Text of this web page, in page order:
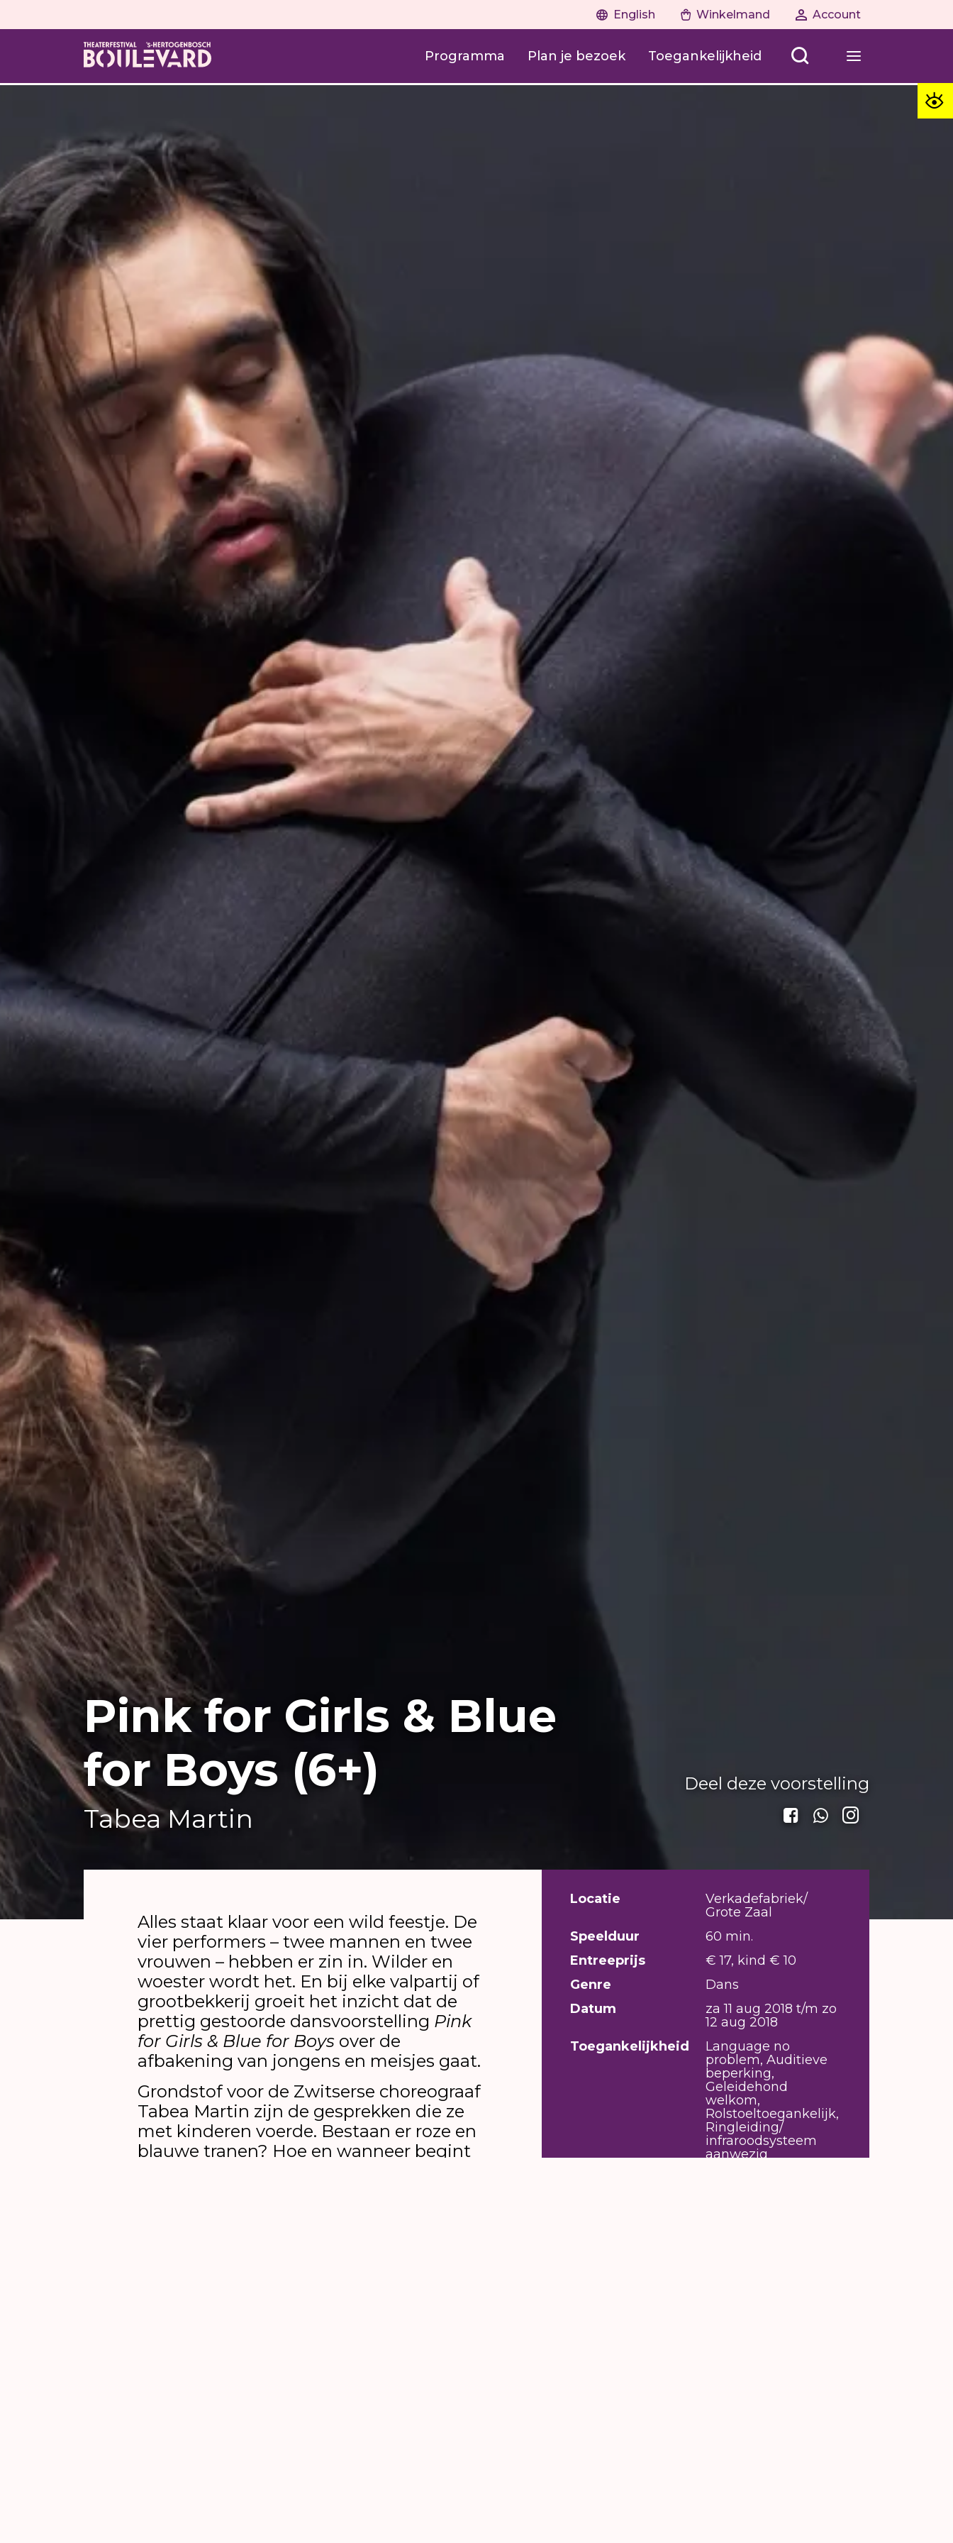
English Winkelmand Account
Programma Plan je bezoek Toegankelijkheid
Pink for Girls & Blue
for Boys (6+)
Tabea Martin
Deel deze voorstelling
Alles staat klaar voor een wild feestje. De
vier performers – twee mannen en twee
vrouwen – hebben er zin in. Wilder en
woester wordt het. En bij elke valpartij of
grootbekkerij groeit het inzicht dat de
prettig gestoorde dansvoorstelling Pink
for Girls & Blue for Boys over de
afbakening van jongens en meisjes gaat.
Grondstof voor de Zwitserse choreograaf
Tabea Martin zijn de gesprekken die ze
met kinderen voerde. Bestaan er roze en
blauwe tranen? Hoe en wanneer begint
Locatie
Verkadefabriek/
Grote Zaal
Speelduur
60 min.
Entreeprijs
€ 17, kind € 10
Genre
Dans
Datum
za 11 aug 2018 t/m zo
12 aug 2018
Toegankelijkheid
Language no
problem, Auditieve
beperking,
Geleidehond
welkom,
Rolstoeltoegankelijk,
Ringleiding/
infraroodsysteem
aanwezig